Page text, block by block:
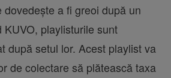
a fi greoi după un
playlisturile sunt
după setul lor. Acest playlist va
de colectare să plătească taxa